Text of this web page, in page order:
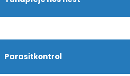
Parasitkontrol